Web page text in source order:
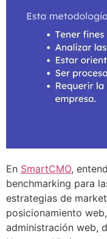
En SmartCMO,
benchmarking para
estrategias de
posicionamiento
administración web,